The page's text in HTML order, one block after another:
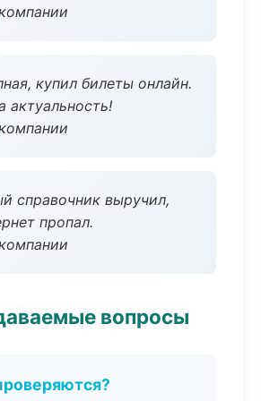
купил билеты онлайн.
актуальность!
справочник выручил,
пропал.
вопросы